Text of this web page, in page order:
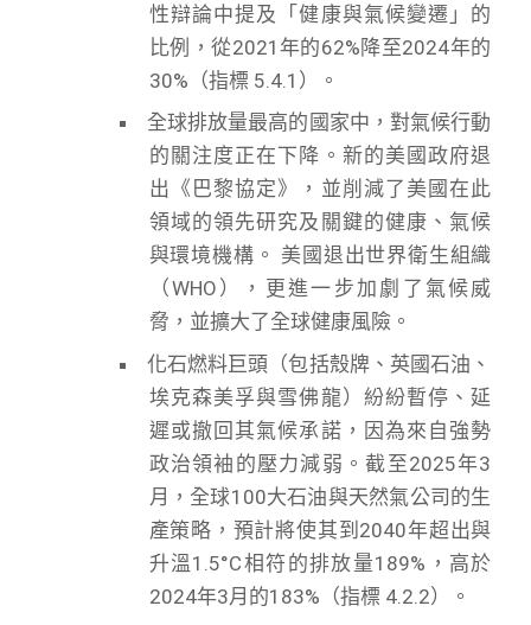
性辯論中提及「健康與氣候變遷」的
比例，從2021年的62%降至2024年的
30%（指標 5.4.1）。
全球排放量最高的國家中，對氣候行動
的關注度正在下降。新的美國政府退
出《巴黎協定》，並削減了美國在此
領域的領先研究及關鍵的健康、氣候
與環境機構。 美國退出世界衛生組織
（WHO），更進一步加劇了氣候威
脅，並擴大了全球健康風險。
化石燃料巨頭（包括殼牌、英國石油、
埃克森美孚與雪佛龍）紛紛暫停、延
遲或撤回其氣候承諾，因為來自強勢
政治領袖的壓力減弱。截至2025年3
月，全球100大石油與天然氣公司的生
產策略，預計將使其到2040年超出與
升溫1.5°C相符的排放量189%，高於
2024年3月的183%（指標 4.2.2）。